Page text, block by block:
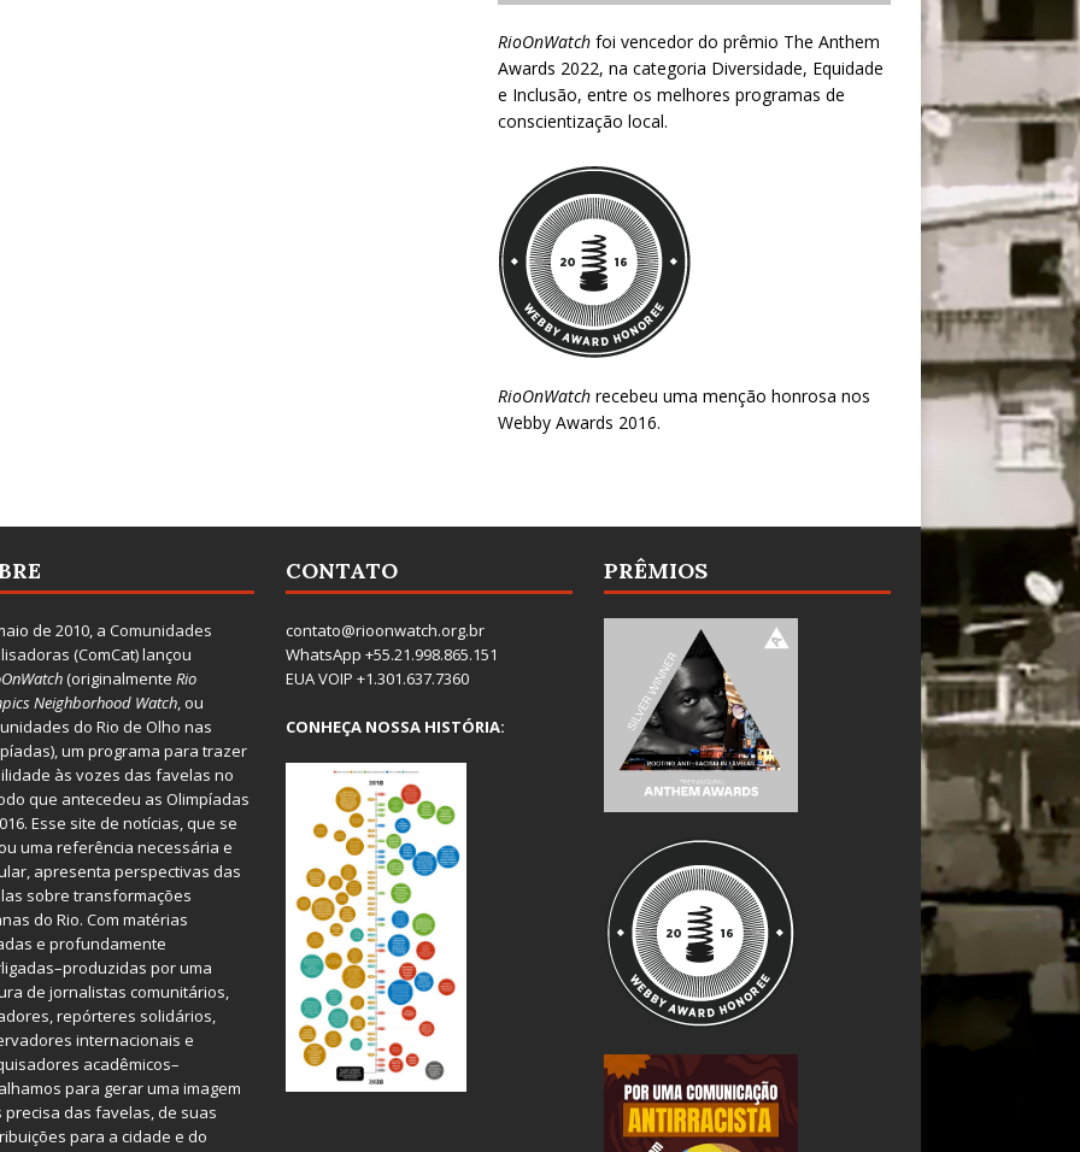
RioOnWatchfoi vencedor do prêmio The Anthem
Awards 2022, na categoria Diversidade, Equidade
e Inclusão, entre os melhores programas de
conscientização local.
RioOnWatchrecebeu uma menção honrosa nos
Webby Awards 2016.
de 2010, a Comunidades
(ComCat) lançou
(originalmente Rio
Neighborhood Watch, ou
do Rio de Olho nas
um programa para trazer
às vozes das favelas no
que antecedeu as Olimpíadas
Esse site de notícias, que se
uma referência necessária e
apresenta perspectivas das
sobre transformações
do Rio. Com matérias
e profundamente
por uma
de jornalistas comunitários,
repórteres solidários,
internacionais e
acadêmicos–
para gerar uma imagem
precisa das favelas, de suas
para a cidade e do
CONTATO
contato@rioonwatch.org.br
WhatsApp +55.21.998.865.151
EUA VOIP +1.301.637.7360
CONHEÇA NOSSA HISTÓRIA:
PRÊMIOS